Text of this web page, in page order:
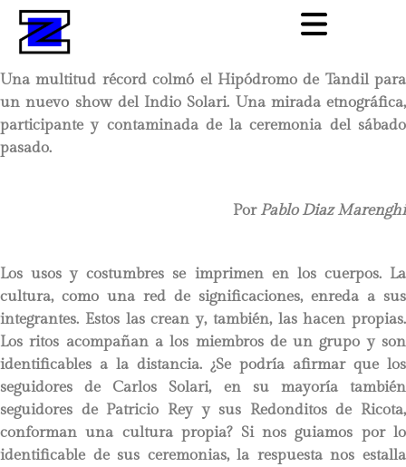
Una multitud récord colmó el Hipódromo de Tandil para
un nuevo show del Indio Solari. Una mirada etnográfica,
participante y contaminada de la ceremonia del sábado
pasado.
Por Pablo Diaz Marenghi
Los usos y costumbres se imprimen en los cuerpos. La
cultura, como una red de significaciones, enreda a sus
integrantes. Estos las crean y, también, las hacen propias.
Los ritos acompañan a los miembros de un grupo y son
identificables a la distancia. ¿Se podría afirmar que los
seguidores de Carlos Solari, en su mayoría también
seguidores de Patricio Rey y sus Redonditos de Ricota,
conforman una cultura propia? Si nos guiamos por lo
identificable de sus ceremonias, la respuesta nos estalla